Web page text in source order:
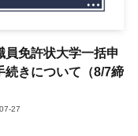
員免許状大学一括申
続きについて（8/7締
27